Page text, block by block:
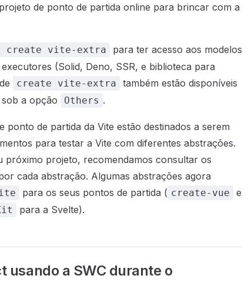
de ponto de partida online para brincar com a
create vite-extra
para ter acesso aos modelos
(Solid, Deno, SSR, e biblioteca para
create vite-extra
também estão disponíveis
sob a opção Others .
ponto de partida da Vite estão destinados a serem
para testar a Vite com diferentes abstrações.
próximo projeto, recomendamos consultar os
cada abstração. Algumas abstrações agora
para os seus pontos de partida ( create-vue e
para a Svelte).
usando a SWC durante o